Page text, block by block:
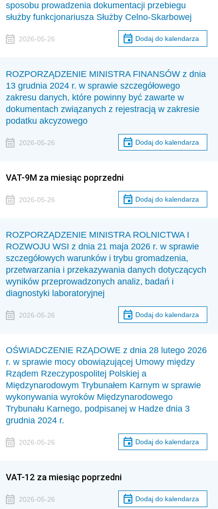
sposobu prowadzenia dokumentacji przebiegu
służby funkcjonariusza Służby Celno-Skarbowej
2026-05-26 Dodaj do kalendarza
ROZPORZĄDZENIE MINISTRA FINANSÓW z dnia
13 grudnia 2024 r. w sprawie szczegółowego
zakresu danych, które powinny być zawarte w
dokumentach związanych z rejestracją w zakresie
podatku akcyzowego
2026-05-26 Dodaj do kalendarza
VAT-9M za miesiąc poprzedni
2026-05-26 Dodaj do kalendarza
ROZPORZĄDZENIE MINISTRA ROLNICTWA I
ROZWOJU WSI z dnia 21 maja 2026 r. w sprawie
szczegółowych warunków i trybu gromadzenia,
przetwarzania i przekazywania danych dotyczących
wyników przeprowadzonych analiz, badań i
diagnostyki laboratoryjnej
2026-05-26 Dodaj do kalendarza
OŚWIADCZENIE RZĄDOWE z dnia 28 lutego 2026
r. w sprawie mocy obowiązującej Umowy między
Rządem Rzeczypospolitej Polskiej a
Międzynarodowym Trybunałem Karnym w sprawie
wykonywania wyroków Międzynarodowego
Trybunału Karnego, podpisanej w Hadze dnia 3
grudnia 2024 r.
2026-05-26 Dodaj do kalendarza
VAT-12 za miesiąc poprzedni
2026-05-26 Dodaj do kalendarza